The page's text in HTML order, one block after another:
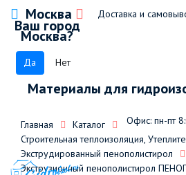
Москва
Ваш город
Москва?
Да Нет
Доставка и
Материалы для
Офис: пн-пт
Главная
Каталог
Строительная теплоизоляция,
Экструдированный пенополистирол
Экструзионный пенополистирол